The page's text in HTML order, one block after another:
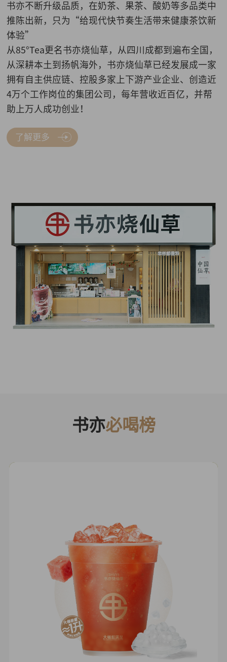
书亦不断升级品质，在奶茶、果茶、酸奶等多品类中
推陈出新，只为“给现代快节奏生活带来健康茶饮新
体验”
从85°Tea更名书亦烧仙草，从四川成都到遍布全国，
从深耕本土到扬帆海外，书亦烧仙草已经发展成一家
拥有自主供应链、控股多家上下游产业企业、创造近
4万个工作岗位的集团公司，每年营收近百亿，并帮
助上万人成功创业！
了解更多
书亦必喝榜